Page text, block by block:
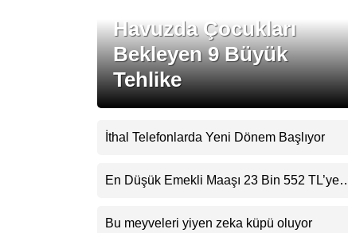
Havuzda Çocukları
Bekleyen 9 Büyük
Tehlike
İthal Telefonlarda Yeni Dönem Başlıyor
En Düşük Emekli Maaşı 23 Bin 552 TL’ye
Bu meyveleri yiyen zeka küpü oluyor